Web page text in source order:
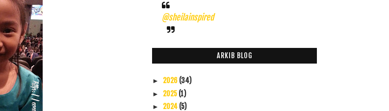
@sheilainspired
ARKIB BLOG
► 2026 (34)
► 2025 (1)
► 2024 (5)